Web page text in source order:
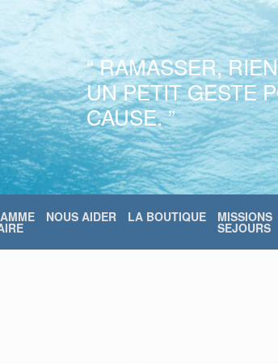
“ RAMASSER,
UN PETIT GESTE
CAUSE. ”
NOUS AIDER LA BOUTIQUE MISSIONS
SEJOURS